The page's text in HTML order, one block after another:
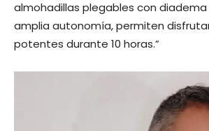
almohadillas plegables con diadema
amplia autonomía, permiten
potentes durante 10 horas.”